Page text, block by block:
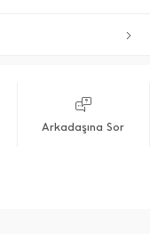
Arkadaşına Sor